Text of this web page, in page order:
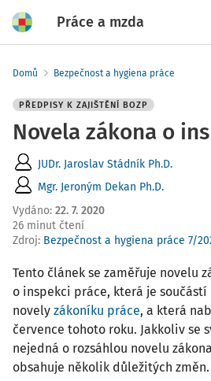
Práce a mzda
Domů Bezpečnost a hygiena práce
PŘEDPISY K ZAJIŠTĚNÍ BOZP
Novela zákona o
JUDr. Jaroslav Stádník Ph.D.
Mgr. Jeroným Dekan Ph.D.
Vydáno: 22. 7. 2020
26 minut čtení
Zdroj: Bezpečnost a hygiena práce 7/
Tento článek se zaměřuje novelu
o inspekci práce, která je
novely zákoníku práce, a která
července tohoto roku. Jakkoliv se
nejedná o rozsáhlou novelu
obsahuje několik důležitých změn.